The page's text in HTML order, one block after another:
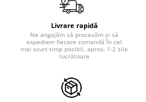
Livrare rapidă
Ne angajăm să procesăm și să
expediem fiecare comandă în cel
mai scurt timp posibil, aprox. 1-2 zile
lucrătoare